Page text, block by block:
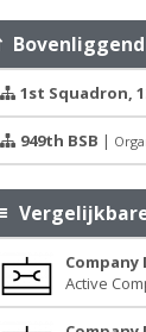
1st Squadron,
949th BSB |
Company
Active